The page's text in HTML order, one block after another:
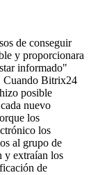
de conseguir
y proporcionara
informado"
Cuando Bitrix24
posible
nuevo
los
los
al grupo de
y extraían los
de